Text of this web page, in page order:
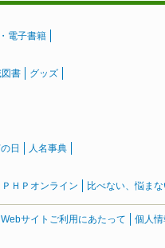
電子書籍
書 グッズ
日 人名事典
ＰＨＰオンライン 比べない、悩ま
Webサイトご利用にあたって 個人